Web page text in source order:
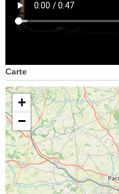
Carte
+
−